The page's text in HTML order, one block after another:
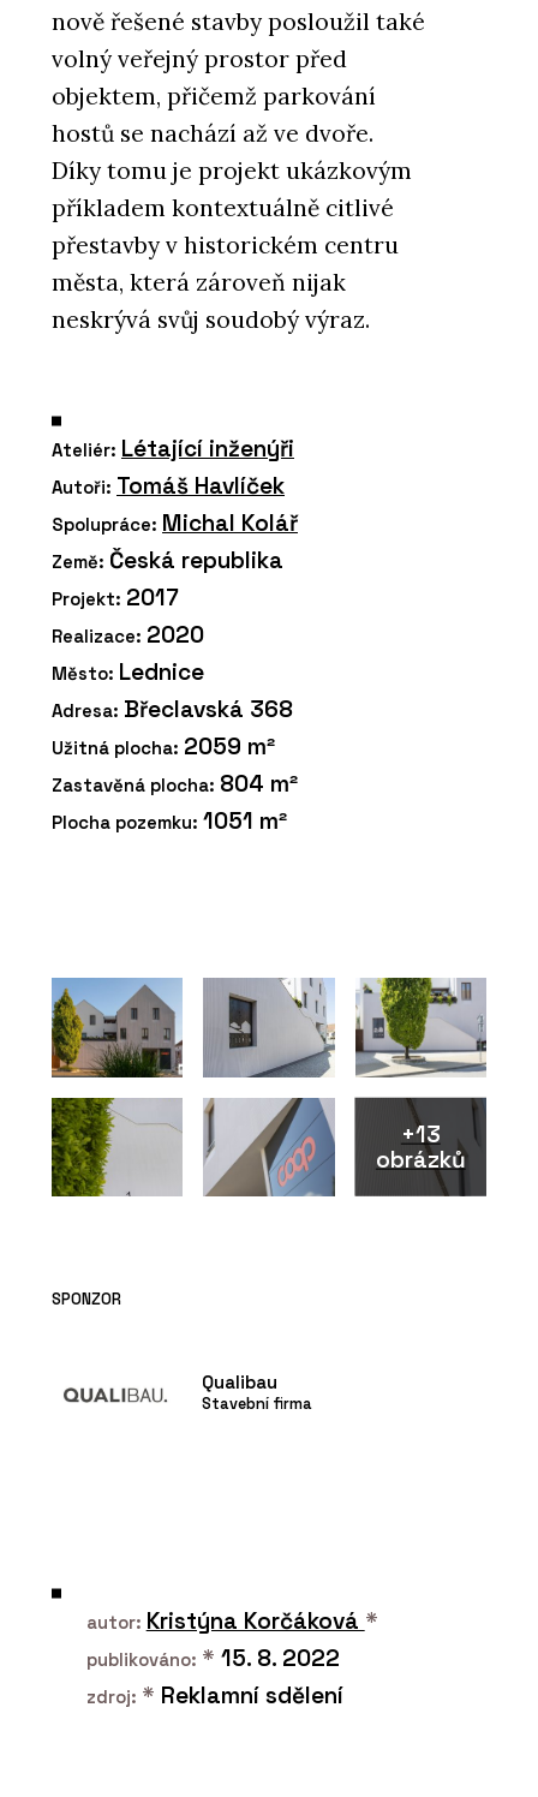
nově řešené stavby posloužil také
volný veřejný prostor před
objektem, přičemž parkování
hostů se nachází až ve dvoře.
Díky tomu je projekt ukázkovým
příkladem kontextuálně citlivé
přestavby v historickém centru
města, která zároveň nijak
neskrývá svůj soudobý výraz.
Ateliér: Létající inženýři
Autoři: Tomáš Havlíček
Spolupráce: Michal Kolář
Země: Česká republika
Projekt: 2017
Realizace: 2020
Město: Lednice
Adresa: Břeclavská 368
Užitná plocha: 2059 m²
Zastavěná plocha: 804 m²
Plocha pozemku: 1051 m²
+13
obrázků
SPONZOR
Qualibau
Stavební firma
autor: Kristýna Korčáková *
publikováno: * 15. 8. 2022
zdroj: * Reklamní sdělení